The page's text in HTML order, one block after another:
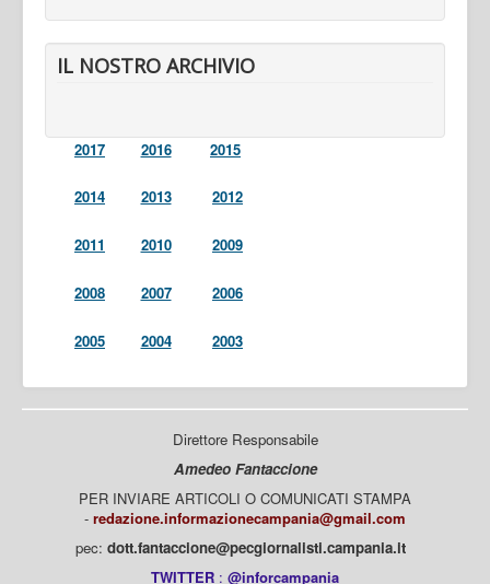
IL NOSTRO ARCHIVIO
2017 2016 2015
2014 2013 2012
2011 2010 2009
2008 2007 2006
2005 2004 2003
Direttore Responsabile
Amedeo Fantaccione
PER INVIARE ARTICOLI O COMUNICATI STAMPA
- redazione.informazionecampania@gmail.com
pec: dott.fantaccione@pecgiornalisti.campania.it
TWITTER : @inforcampania